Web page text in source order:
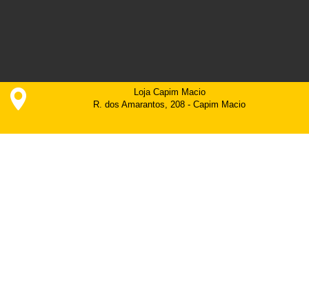
Loja Capim Macio
R. dos Amarantos, 208 - Capim Macio